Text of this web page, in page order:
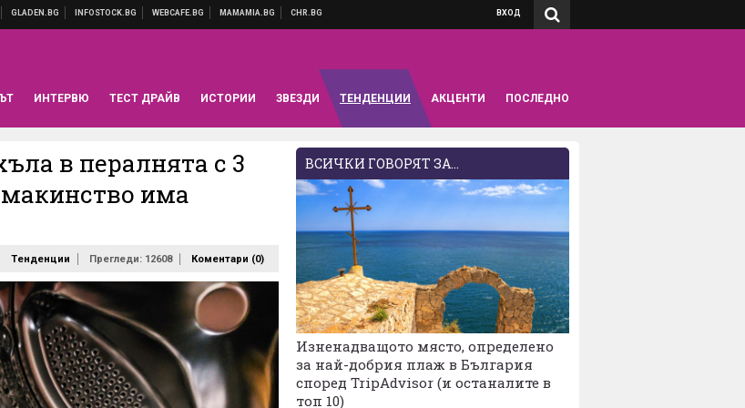
ВХОД
ИНТЕРВЮ ТЕСТ ДРАЙВ ИСТОРИИ ЗВЕЗДИ ТЕНДЕНЦИИ АКЦЕНТИ ПОСЛЕДНО
в пералнята с 3
има
Тенденции Прегледи: 12608 Коментари (0)
ВСИЧКИ ГОВОРЯТ ЗА...
Изненадващото място, определено
за най-добрия плаж в България
според TripAdvisor (и останалите в
топ 10)